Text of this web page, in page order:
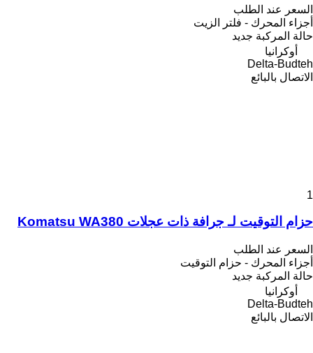
السعر عند الطلب
أجزاء المحرك - فلتر الزيت
حالة المركبة جديد
أوكرانيا
Delta-Budteh
الاتصال بالبائع
1
حزام التوقيت لـ جرافة ذات عجلات Komatsu WA380
السعر عند الطلب
أجزاء المحرك - حزام التوقيت
حالة المركبة جديد
أوكرانيا
Delta-Budteh
الاتصال بالبائع